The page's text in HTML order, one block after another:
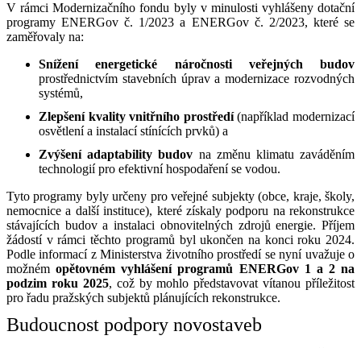
V rámci Modernizačního fondu byly v minulosti vyhlášeny dotační
programy ENERGov č. 1/2023 a ENERGov č. 2/2023, které se
zaměřovaly na:
Snížení energetické náročnosti veřejných budov
prostřednictvím stavebních úprav a modernizace rozvodných
systémů,
Zlepšení kvality vnitřního prostředí(například modernizací
osvětlení a instalací stínících prvků) a
Zvýšení adaptability budov na změnu klimatu zaváděním
technologií pro efektivní hospodaření se vodou.
Tyto programy byly určeny pro veřejné subjekty (obce, kraje, školy,
nemocnice a další instituce), které získaly podporu na rekonstrukce
stávajících budov a instalaci obnovitelných zdrojů energie. Příjem
žádostí v rámci těchto programů byl ukončen na konci roku 2024.
Podle informací z Ministerstva životního prostředí se nyní uvažuje o
možnémopětovném vyhlášení programů ENERGov 1 a 2 na
podzim roku 2025, což by mohlo představovat vítanou příležitost
pro řadu pražských subjektů plánujících rekonstrukce.
Budoucnost podpory novostaveb